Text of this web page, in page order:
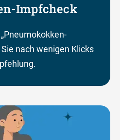
Impfcheck
nach wenigen Klicks